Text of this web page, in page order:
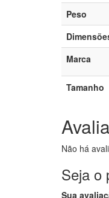
Peso
Marca
Tamanho
Não há
Seja o
Sua